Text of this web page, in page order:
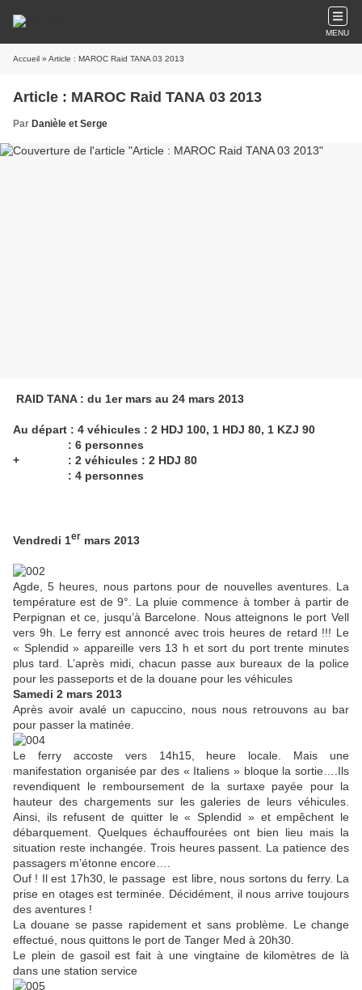
MENU
Accueil » Article : MAROC Raid TANA 03 2013
Article : MAROC Raid TANA 03 2013
Par Danièle et Serge
RAID TANA : du 1er mars au 24 mars 2013
Au départ : 4 véhicules : 2 HDJ 100, 1 HDJ 80, 1 KZJ 90
: 6 personnes
+ : 2 véhicules : 2 HDJ 80
: 4 personnes
Vendredi 1er mars 2013
Agde, 5 heures, nous partons pour de nouvelles aventures. La
température est de 9°. La pluie commence à tomber à partir de
Perpignan et ce, jusqu’à Barcelone. Nous atteignons le port Vell
vers 9h. Le ferry est annoncé avec trois heures de retard !!! Le
« Splendid » appareille vers 13 h et sort du port trente minutes
plus tard. L’après midi, chacun passe aux bureaux de la police
pour les passeports et de la douane pour les véhicules
Samedi 2 mars 2013
Après avoir avalé un capuccino, nous nous retrouvons au bar
pour passer la matinée.
Le ferry accoste vers 14h15, heure locale. Mais une
manifestation organisée par des « Italiens » bloque la sortie….Ils
revendiquent le remboursement de la surtaxe payée pour la
hauteur des chargements sur les galeries de leurs véhicules.
Ainsi, ils refusent de quitter le « Splendid » et empêchent le
débarquement. Quelques échauffourées ont bien lieu mais la
situation reste inchangée. Trois heures passent. La patience des
passagers m’étonne encore….
Ouf ! Il est 17h30, le passage est libre, nous sortons du ferry. La
prise en otages est terminée. Décidément, il nous arrive toujours
des aventures !
La douane se passe rapidement et sans problème. Le change
effectué, nous quittons le port de Tanger Med à 20h30.
Le plein de gasoil est fait à une vingtaine de kilomètres de là
dans une station service